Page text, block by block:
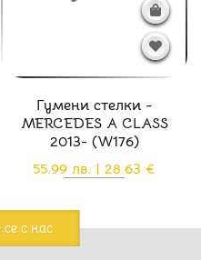
Гумени стелки -
MERCEDES A CLASS
2013- (W176)
55.99 лв. | 28.63 €
с нас